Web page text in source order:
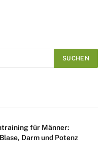
für Männer:
Darm und Potenz